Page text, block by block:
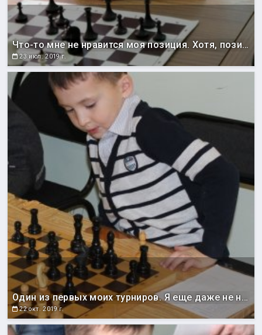
Что-то мне не нравится моя позиция. Хотя, позиция соперника мне не нравится еще больше!
23 июл. 2019 г.
Один из первых моих турниров. Я еще даже не научился нормально сидеть ))
22 окт. 2019 г.